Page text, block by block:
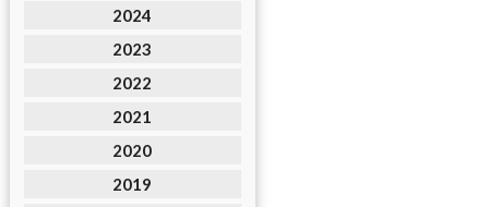
2024
2023
2022
2021
2020
2019